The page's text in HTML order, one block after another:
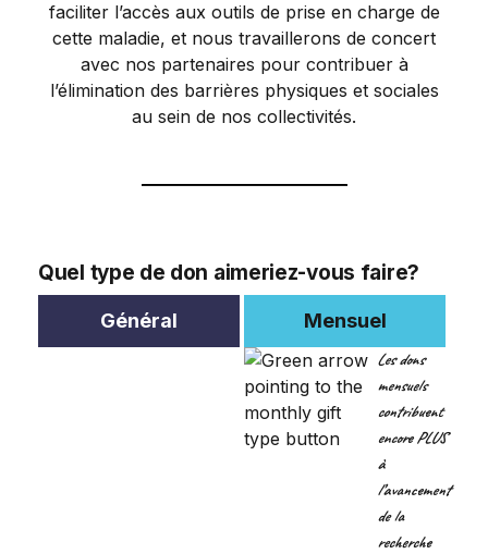
faciliter l’accès aux outils de prise en charge de
cette maladie, et nous travaillerons de concert
avec nos partenaires pour contribuer à
l’élimination des barrières physiques et sociales
au sein de nos collectivités.
Quel type de don aimeriez-vous faire?
Les dons
mensuels
contribuent
encore PLUS
à
l’avancement
de la
recherche